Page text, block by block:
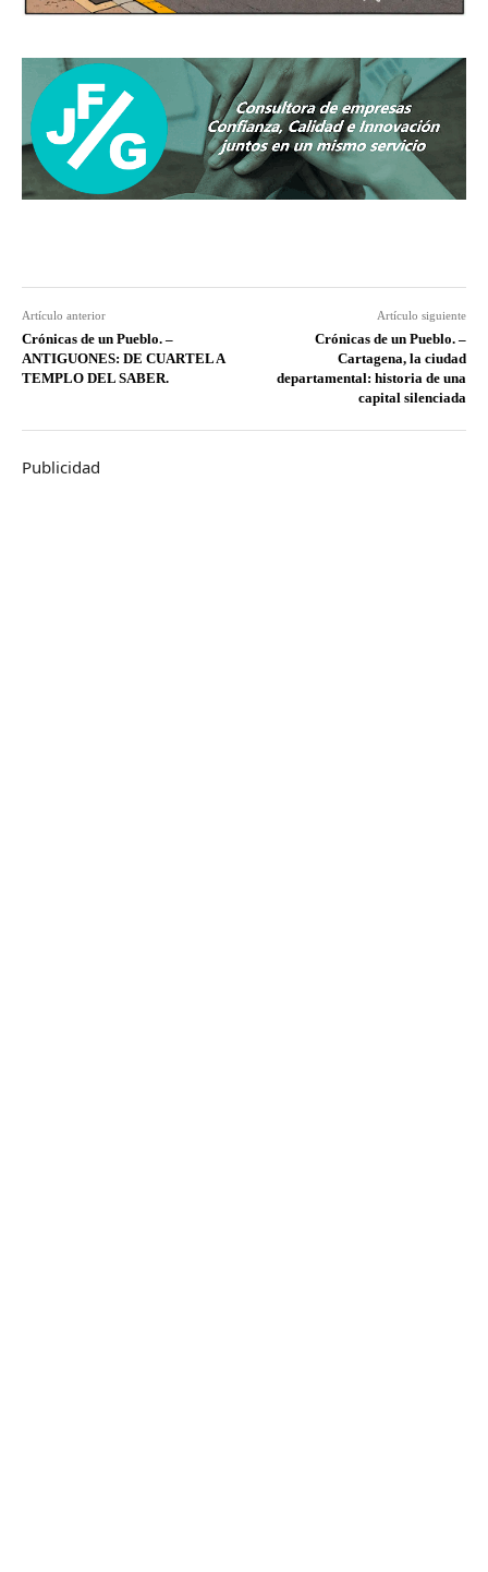
Artículo anterior
Crónicas de un Pueblo. –
ANTIGUONES: DE CUARTEL A
TEMPLO DEL SABER.
Artículo siguiente
Crónicas de un Pueblo. –
Cartagena, la ciudad
departamental: historia de una
capital silenciada
Publicidad